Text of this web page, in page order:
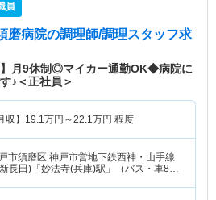
員
磨病院の調理師/調理スタッフ求
】月9休制◎マイカー通勤OK◆病院に
♪＜正社員＞
収】 19.1万円～22.1万円 程度
市須磨区 神戸市営地下鉄西神・山手線
長田)「妙法寺(兵庫)駅」（バス・車8